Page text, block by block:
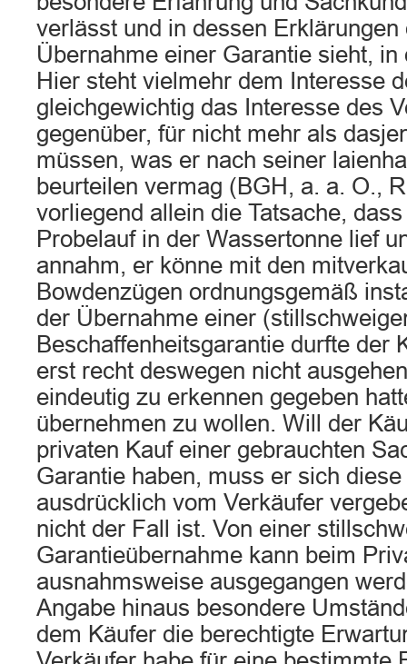
verlässt und in dessen Erklärungen
Übernahme einer Garantie sieht,
Hier steht vielmehr dem Interesse
gleichgewichtig das Interesse des
gegenüber, für nicht mehr als
müssen, was er nach seiner
beurteilen vermag (BGH, a. a. O.,
vorliegend allein die Tatsache,
Probelauf in der Wassertonne lief
annahm, er könne mit den
Bowdenzügen ordnungsgemäß
der Übernahme einer
Beschaffenheitsgarantie durfte der
erst recht deswegen nicht
eindeutig zu erkennen gegeben
übernehmen zu wollen. Will der
privaten Kauf einer gebrauchten
Garantie haben, muss er sich
ausdrücklich vom Verkäufer
nicht der Fall ist. Von einer
Garantieübernahme kann beim
ausnahmsweise ausgegangen
Angabe hinaus besondere
dem Käufer die berechtigte